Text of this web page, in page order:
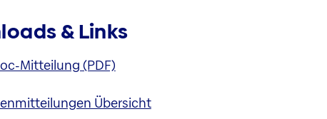
& Links
Mitteilung (PDF)
Übersicht